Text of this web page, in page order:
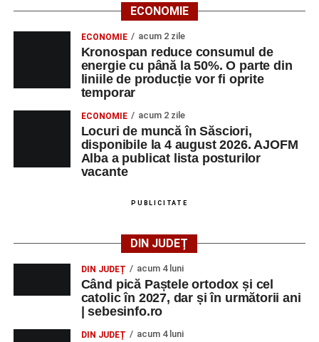
ECONOMIE
ECONOMIE acum 2 zile
Kronospan reduce consumul de
energie cu până la 50%. O parte din
liniile de producție vor fi oprite
temporar
ECONOMIE acum 2 zile
Locuri de muncă în Săsciori,
disponibile la 4 august 2026. AJOFM
Alba a publicat lista posturilor
vacante
PUBLICITATE
DIN JUDEȚ
DIN JUDEȚ acum 4 luni
Când pică Paștele ortodox și cel
catolic în 2027, dar și în următorii ani
| sebesinfo.ro
DIN JUDEȚ acum 4 luni